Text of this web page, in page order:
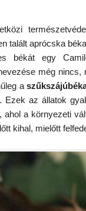
talált aprócska
békát egy
még
a
Ezek az állatok
ahol a környezeti
kihal, mielőtt